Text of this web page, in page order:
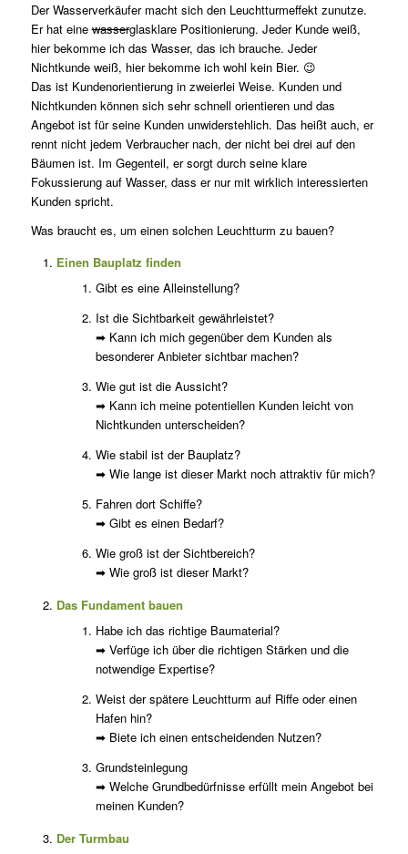
Der Wasserverkäufer macht sich den Leuchtturmeffekt zunutze.
Er hat einewasserglasklare Positionierung. Jeder Kunde weiß,
hier bekomme ich das Wasser, das ich brauche. Jeder
Nichtkunde weiß, hier bekomme ich wohl kein Bier. 😉
Das ist Kundenorientierung in zweierlei Weise. Kunden und
Nichtkunden können sich sehr schnell orientieren und das
Angebot ist für seine Kunden unwiderstehlich. Das heißt auch, er
rennt nicht jedem Verbraucher nach, der nicht bei drei auf den
Bäumen ist. Im Gegenteil, er sorgt durch seine klare
Fokussierung auf Wasser, dass er nur mit wirklich interessierten
Kunden spricht.
Was braucht es, um einen solchen Leuchtturm zu bauen?
Einen Bauplatz finden
Gibt es eine Alleinstellung?
Ist die Sichtbarkeit gewährleistet?
➡ Kann ich mich gegenüber dem Kunden als
besonderer Anbieter sichtbar machen?
Wie gut ist die Aussicht?
➡ Kann ich meine potentiellen Kunden leicht von
Nichtkunden unterscheiden?
Wie stabil ist der Bauplatz?
➡ Wie lange ist dieser Markt noch attraktiv für mich?
Fahren dort Schiffe?
➡ Gibt es einen Bedarf?
Wie groß ist der Sichtbereich?
➡ Wie groß ist dieser Markt?
Das Fundament bauen
Habe ich das richtige Baumaterial?
➡ Verfüge ich über die richtigen Stärken und die
notwendige Expertise?
Weist der spätere Leuchtturm auf Riffe oder einen
Hafen hin?
➡ Biete ich einen entscheidenden Nutzen?
Grundsteinlegung
➡ Welche Grundbedürfnisse erfüllt mein Angebot bei
meinen Kunden?
Der Turmbau